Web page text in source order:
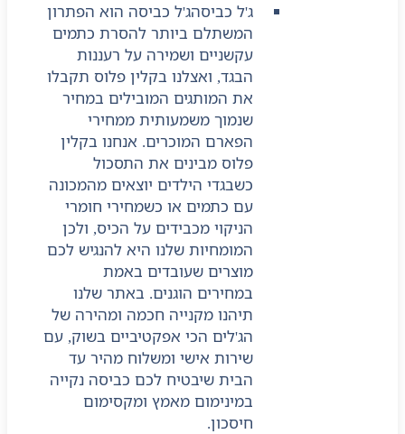
ג'ל כביסהג'ל כביסה הוא הפתרון
המשתלם ביותר להסרת כתמים
עקשניים ושמירה על רעננות
הבגד, ואצלנו בקלין פלוס תקבלו
את המותגים המובילים במחיר
שנמוך משמעותית ממחירי
הפארם המוכרים. אנחנו בקלין
פלוס מבינים את התסכול
כשבגדי הילדים יוצאים מהמכונה
עם כתמים או כשמחירי חומרי
הניקוי מכבידים על הכיס, ולכן
המומחיות שלנו היא להנגיש לכם
מוצרים שעובדים באמת
במחירים הוגנים. באתר שלנו
תיהנו מקנייה חכמה ומהירה של
הג'לים הכי אפקטיביים בשוק, עם
שירות אישי ומשלוח מהיר עד
הבית שיבטיח לכם כביסה נקייה
במינימום מאמץ ומקסימום
חיסכון.